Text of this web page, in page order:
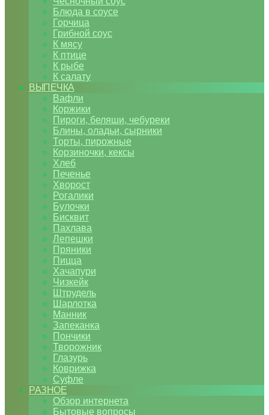
Блюда в соусе
Горчица
Грибной соус
К мясу
К птице
К рыбе
К салату
ВЫПЕЧКА
Вафли
Коржики
Пироги, беляши, чебуреки
Блины, оладьи, сырники
Торты, пирожные
Корзиночки, кексы
Хлеб
Печенье
Хворост
Рогалики
Булочки
Бисквит
Пахлава
Лепешки
Пряники
Пицца
Хачапури
Чизкейк
Штрудель
Шарлотка
Манник
Запеканка
Пончики
Творожник
Глазурь
Коврижка
Суфле
РАЗНОЕ
Обзор интернета
Бытовые вопросы